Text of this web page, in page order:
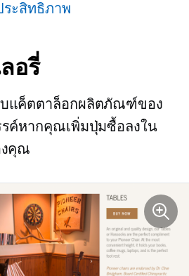
ะสิทธิภาพ
อรี่
แค็ตตาล็อกผลิตภัณฑ์ของ
ค์หากคุณเพิ่มปุ่มซื้อลงใน
งคุณ